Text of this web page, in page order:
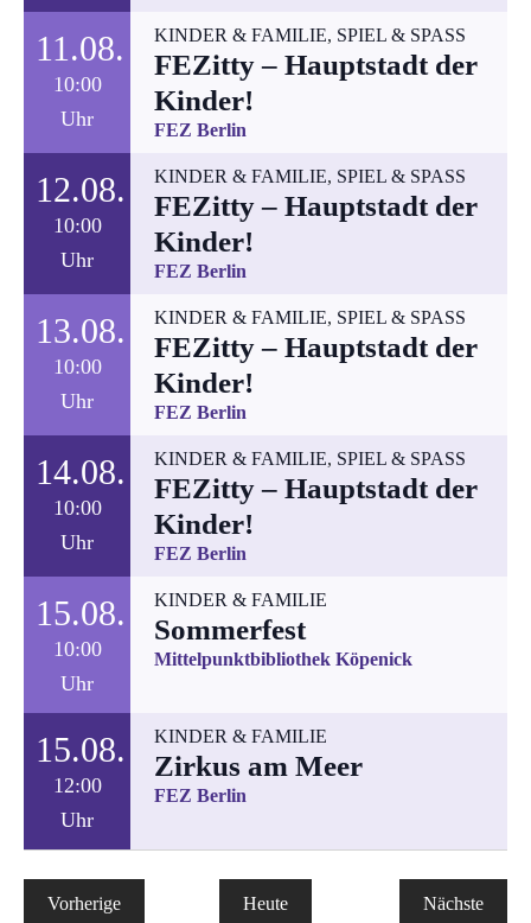
11.08.
10:00
Uhr
KINDER & FAMILIE, SPIEL & SPASS
FEZitty – Hauptstadt der
Kinder!
FEZ Berlin
12.08.
10:00
Uhr
KINDER & FAMILIE, SPIEL & SPASS
FEZitty – Hauptstadt der
Kinder!
FEZ Berlin
13.08.
10:00
Uhr
KINDER & FAMILIE, SPIEL & SPASS
FEZitty – Hauptstadt der
Kinder!
FEZ Berlin
14.08.
10:00
Uhr
KINDER & FAMILIE, SPIEL & SPASS
FEZitty – Hauptstadt der
Kinder!
FEZ Berlin
15.08.
10:00
Uhr
KINDER & FAMILIE
Sommerfest
Mittelpunktbibliothek Köpenick
15.08.
12:00
Uhr
KINDER & FAMILIE
Zirkus am Meer
FEZ Berlin
VorherigeVeranstaltungen Heute Nächste